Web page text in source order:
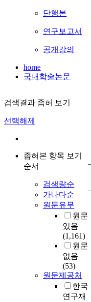
단행본
연구보고서
공개강의
home
국내학술논문
검색결과 좁혀 보기
선택해제
좁혀본 항목 보기
순서
검색량순
가나다순
원문유무
원문
있음
(1,161)
원문
없음
(53)
원문제공처
한국
연구재